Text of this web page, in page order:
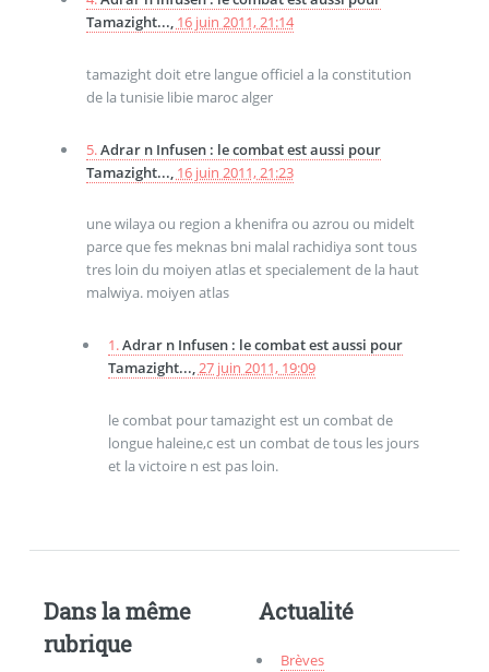
Tamazight..., 16 juin 2011, 21:14
tamazight doit etre langue officiel a la constitution
de la tunisie libie maroc alger
5.Adrar n Infusen : le combat est aussi pour
Tamazight..., 16 juin 2011, 21:23
une wilaya ou region a khenifra ou azrou ou midelt
parce que fes meknas bni malal rachidiya sont tous
tres loin du moiyen atlas et specialement de la haut
malwiya. moiyen atlas
1.Adrar n Infusen : le combat est aussi pour
Tamazight...,27 juin 2011, 19:09
le combat pour tamazight est un combat de
longue haleine,c est un combat de tous les jours
et la victoire n est pas loin.
Dans la même
rubrique
Actualité
Brèves